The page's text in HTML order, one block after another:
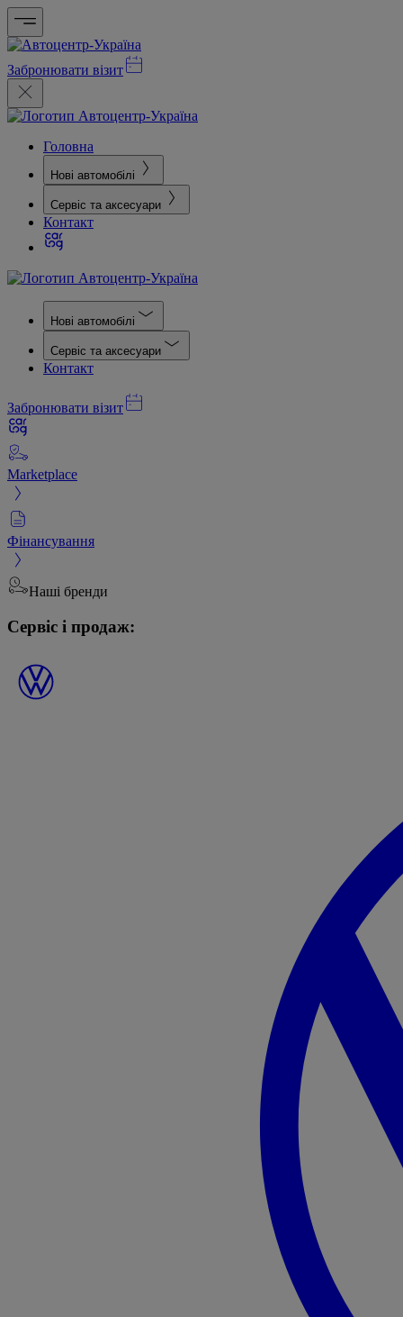
Забронювати візит
Головна
Нові автомобілі
Сервіс та аксесуари
Контакт
Нові автомобілі
Сервіс та аксесуари
Контакт
Забронювати візит
Marketplace
Фінансування
Наші бренди
Сервіс і продаж: